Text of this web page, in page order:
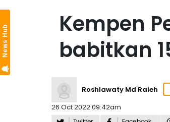
Kempen
babitkan
Roshlawaty Md Raieh
26 Oct 2022 09:42am
News Hub